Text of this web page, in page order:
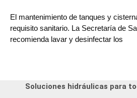
El mantenimiento de tanques y
requisito sanitario. La Secretaría de
recomienda lavar y desinfectar los
Soluciones hidráulicas para